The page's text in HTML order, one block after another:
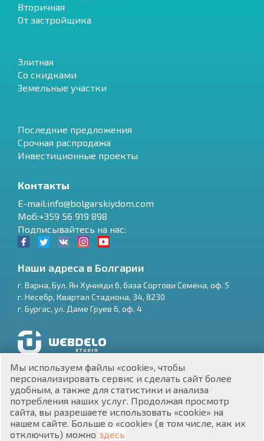
$
₽
₴
zł BG
Вторичная
От застройщика
Элитная
Со скидками
Земельные участки
Последние предложения
Срочная распродажа
Инвестиционные проекты
Контакты
E-mail:info@bolgarskiydom.com
Моб:+359 56 919 898
Подписывайтесь на нас:
Наши адреса в Болгарии
г. Варна, Бул. Ян Хунияди 6, база Сортови Семена, оф. 5
г. Несебр, Квартал Стадиона, 34, 8230
г. Бургас, ул. Даме Груев 6, оф. 4
Разработка и SEO продвижение сайтов
ЕИК 201160903
Мы используем файлы «cookie», чтобы
персонализировать сервис и сделать сайт более
удобным, а также для статистики и анализа
потребления наших услуг. Продолжая просмотр
сайта, вы разрешаете использовать «cookie» на
нашем сайте. Больше о «cookie» (в том числе, как их
отключить) можно здесь